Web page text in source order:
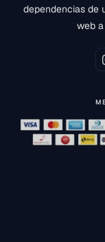
dependencias de
web